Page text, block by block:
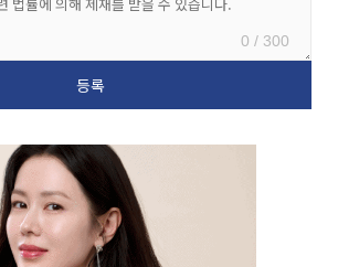
0 / 300